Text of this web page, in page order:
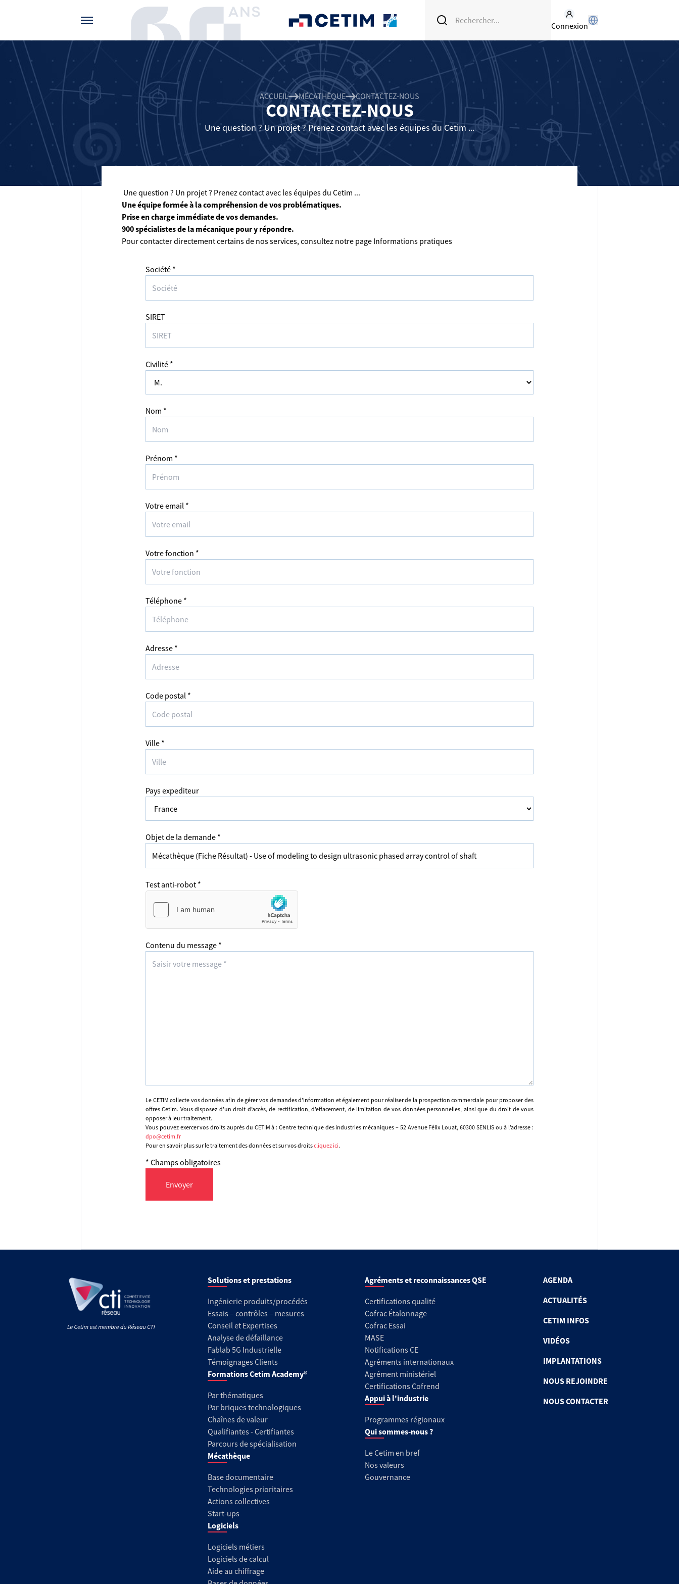
Connexion
ACCUEIL MÉCATHÈQUE CONTACTEZ-NOUS
CONTACTEZ-NOUS
Une question ? Un projet ? Prenez contact avec les équipes du Cetim ...
Une question ? Un projet ? Prenez contact avec les équipes du Cetim ...
Une équipe formée à la compréhension de vos problématiques.
Prise en charge immédiate de vos demandes.
900 spécialistes de la mécanique pour y répondre.
Pour contacter directement certains de nos services, consultez notre page Informations pratiques
Société *
SIRET
Civilité *
Nom *
Prénom *
Votre email *
Votre fonction *
Téléphone *
Adresse *
Code postal *
Ville *
Pays expediteur
Objet de la demande *
Test anti-robot *
Contenu du message *
Le CETIM collecte vos données afin de gérer vos demandes d’information et également pour réaliser de la prospection commerciale pour proposer des
offres Cetim. Vous disposez d’un droit d’accès, de rectification, d’effacement, de limitation de vos données personnelles, ainsi que du droit de vous
opposer à leur traitement.
Vous pouvez exercer vos droits auprès du CETIM à : Centre technique des industries mécaniques – 52 Avenue Félix Louat, 60300 SENLIS ou à l’adresse :
dpo@cetim.fr
Pour en savoir plus sur le traitement des données et sur vos droitscliquez ici.
* Champs obligatoires
Envoyer
Solutions et prestations
Ingénierie produits/procédés
Essais – contrôles – mesures
Conseil et Expertises
Analyse de défaillance
Fablab 5G Industrielle
Témoignages Clients
Formations Cetim Academy®
Par thématiques
Par briques technologiques
Chaînes de valeur
Qualifiantes - Certifiantes
Parcours de spécialisation
Mécathèque
Base documentaire
Technologies prioritaires
Actions collectives
Start-ups
Logiciels
Logiciels métiers
Logiciels de calcul
Aide au chiffrage
Agréments et reconnaissances QSE
Certifications qualité
Cofrac Étalonnage
Cofrac Essai
MASE
Notifications CE
Agréments internationaux
Agrément ministériel
Certifications Cofrend
Appui à l'industrie
Programmes régionaux
Qui sommes-nous ?
Le Cetim en bref
Nos valeurs
Gouvernance
AGENDA
ACTUALITÉS
CETIM INFOS
VIDÉOS
IMPLANTATIONS
NOUS REJOINDRE
NOUS CONTACTER